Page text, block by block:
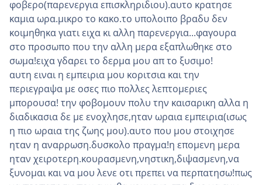
φοβερο(παρενεργια επισκληριδιου).αυτο κρατησε
καμια ωρα.μικρο το κακο.το υπολοιπο βραδυ δεν
κοιμηθηκα γιατι ειχα κι αλλη παρενεργια...φαγουρα
στο προσωπο που την αλλη μερα εξαπλωθηκε στο
σωμα!ειχα γδαρει το δερμα μου απ το ξυσιμο!
αυτη ειναι η εμπειρια μου κοριτσια και την
περιεγραψα με οσες πιο πολλες λεπτομεριες
μπορουσα! την φοβομουν πολυ την καισαρικη αλλα η
διαδικασια δε με ενοχλησε,ηταν ωραια εμπειρια(ισως
η πιο ωραια της ζωης μου).αυτο που μου στοιχησε
ηταν η αναρρωση.δυσκολο πραγμα!η επομενη μερα
ηταν χειροτερη.κουρασμενη,νηστικη,διψασμενη,να
ξυνομαι και να μου λενε οτι πρεπει να περπατησω!πως